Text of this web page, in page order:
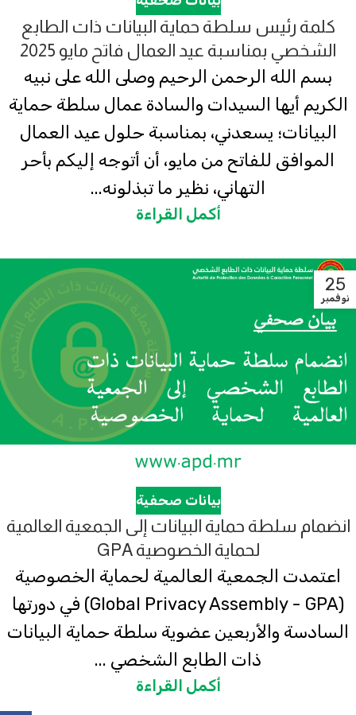
كلمة رئيس سلطة حماية البيانات ذات الطابع
الشخصي بمناسبة عيد العمال فاتح مايو 2025
بسم الله الرحمن الرحيم وصلى الله على نبيه
الكريم أيها السيدات والسادة عمال سلطة حماية
البيانات؛ يسعدني، بمناسبة حلول عيد العمال
الموافق للفاتح من مايو، أن أتوجه إليكم بأحر
التهاني، نظير ما تبذلونه...
أكمل القراءة
25
نوفمبر
بيانات صحفية
انضمام سلطة حماية البيانات إلى الجمعية العالمية
لحماية الخصوصية GPA
اعتمدت الجمعية العالمية لحماية الخصوصية
(Global Privacy Assembly - GPA) في دورتها
السادسة والأربعين عضوية سلطة حماية البيانات
ذات الطابع الشخصي ...
أكمل القراءة